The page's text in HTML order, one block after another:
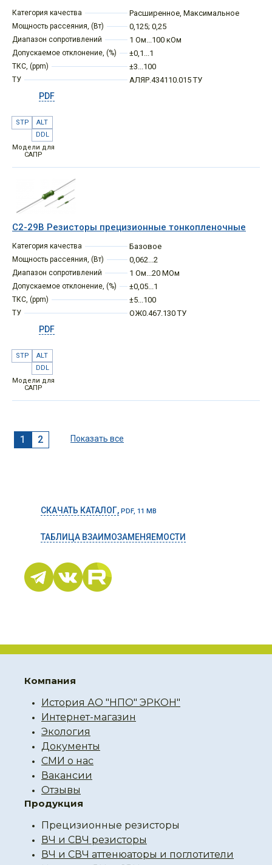
Категория качества Расширенное Максимальное
Мощность рассеяния, (Вт) 0,125; 0,25
Диапазон сопротивлений 1 Ом...100 кОм
Допускаемое отклонение, (%) ±0,1...1
ТКС, (ppm) ±3...100
ТУ АЛЯР.434110.015 ТУ
PDF
STP
ALT
DDL
Модели для
САПР
С2-29В Резисторы прецизионные тонкопленочные
Категория качества Базовое
Мощность рассеяния, (Вт) 0,062...2
Диапазон сопротивлений 1 Ом...20 МОм
Допускаемое отклонение, (%) ±0,05...1
ТКС, (ppm) ±5...100
ТУ ОЖ0.467.130 ТУ
PDF
STP
ALT
DDL
Модели для
САПР
1 2 Показать все
СКАЧАТЬ КАТАЛОГ, PDF, 11 MB
ТАБЛИЦА ВЗАИМОЗАМЕНЯЕМОСТИ
Компания
История АО "НПО" ЭРКОН"
Интернет-магазин
Экология
Документы
СМИ о нас
Вакансии
Отзывы
Продукция
Прецизионные резисторы
ВЧ и СВЧ резисторы
ВЧ и СВЧ аттенюаторы и поглотители